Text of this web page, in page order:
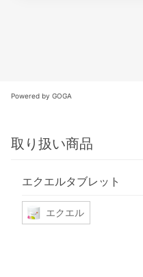
Powered by GOGA
取り扱い商品
エクエルタブレット
エクエル